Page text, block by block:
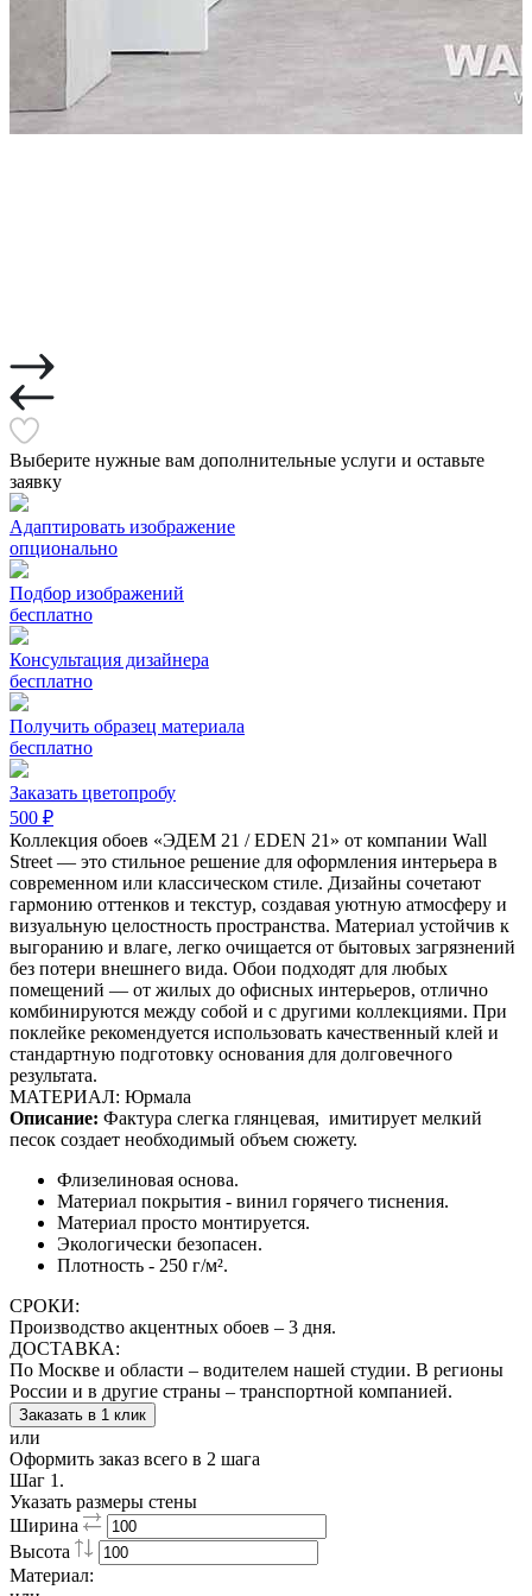
Выберите нужные вам дополнительные услуги и оставьте
заявку
Адаптировать изображение
опционально
Подбор изображений
бесплатно
Консультация дизайнера
бесплатно
Получить образец материала
бесплатно
Заказать цветопробу
500 ₽
Коллекция обоев «ЭДЕМ 21 / EDEN 21» от компании Wall
Street — это стильное решение для оформления интерьера в
современном или классическом стиле. Дизайны сочетают
гармонию оттенков и текстур, создавая уютную атмосферу и
визуальную целостность пространства. Материал устойчив к
выгоранию и влаге, легко очищается от бытовых загрязнений
без потери внешнего вида. Обои подходят для любых
помещений — от жилых до офисных интерьеров, отлично
комбинируются между собой и с другими коллекциями. При
поклейке рекомендуется использовать качественный клей и
стандартную подготовку основания для долговечного
результата.
МАТЕРИАЛ: Юрмала
Описание: Фактура слегка глянцевая, имитирует мелкий
песок создает необходимый объем сюжету.
Флизелиновая основа.
Материал покрытия - винил горячего тиснения.
Материал просто монтируется.
Экологически безопасен.
Плотность - 250 г/м².
СРОКИ:
Производство акцентных обоев – 3 дня.
ДОСТАВКА:
По Москве и области – водителем нашей студии. В регионы
России и в другие страны – транспортной компанией.
Заказать в 1 клик
или
Оформить заказ всего в 2 шага
Шаг 1.
Указать размеры стены
Ширина
Высота
Материал: